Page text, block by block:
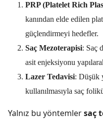
PRP (Platelet Rich
kanından elde edilen
güçlendirmeyi hedefler.
Saç Mezoterapisi: Saç
asit enjeksiyonu
Lazer Tedavisi: Düşük
kullanılmasıyla saç
Yalnız bu yöntemlersaç